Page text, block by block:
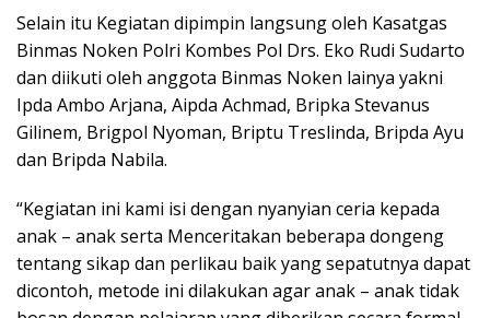
Selain itu Kegiatan dipimpin langsung oleh Kasatgas
Binmas Noken Polri Kombes Pol Drs. Eko Rudi Sudarto
dan diikuti oleh anggota Binmas Noken lainya yakni
Ipda Ambo Arjana, Aipda Achmad, Bripka Stevanus
Gilinem, Brigpol Nyoman, Briptu Treslinda, Bripda Ayu
dan Bripda Nabila.
“Kegiatan ini kami isi dengan nyanyian ceria kepada
anak – anak serta Menceritakan beberapa dongeng
tentang sikap dan perlikau baik yang sepatutnya dapat
dicontoh, metode ini dilakukan agar anak – anak tidak